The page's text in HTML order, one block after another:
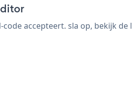
accepteert. sla op, bekijk